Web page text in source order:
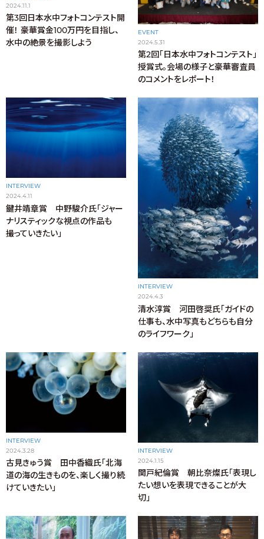
2024.11.1
第3回日本水中フォトコンテスト開
催！ 豪華賞金100万円を目指し、
水中の絶景を撮影しよう
EVENT
2024.5.31
第2回「日本水中フォトコンテスト」
授賞式。会場の様子と豪華審査員
のコメントをレポート！
INTERVIEW
2024.4.11
鍵井靖章賞 中野駿介氏「ジャー
ナリスティックな視点の作品も
撮っていきたい」
INTERVIEW
2024.4.3
清水淳賞 河田啓奨氏「ガイドの
仕事も、水中写真もどちらも自分
のライフワーク」
INTERVIEW
2024.3.28
古見きゅう賞 田中香織氏「北海
道の海の生きものを、楽しく撮り続
けていきたい」
INTERVIEW
2024.1.15
関戸紀倫賞 朝比奈燦氏「表現し
たい想いを表現できることが大
切」